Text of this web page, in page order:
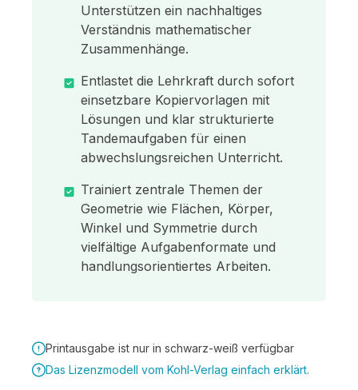
Unterstützen ein nachhaltiges
Verständnis mathematischer
Zusammenhänge.
Entlastet die Lehrkraft durch sofort
einsetzbare Kopiervorlagen mit
Lösungen und klar strukturierte
Tandemaufgaben für einen
abwechslungsreichen Unterricht.
Trainiert zentrale Themen der
Geometrie wie Flächen, Körper,
Winkel und Symmetrie durch
vielfältige Aufgabenformate und
handlungsorientiertes Arbeiten.
Printausgabe ist nur in schwarz-weiß verfügbar
Das Lizenzmodell vom Kohl-Verlag einfach erklärt.